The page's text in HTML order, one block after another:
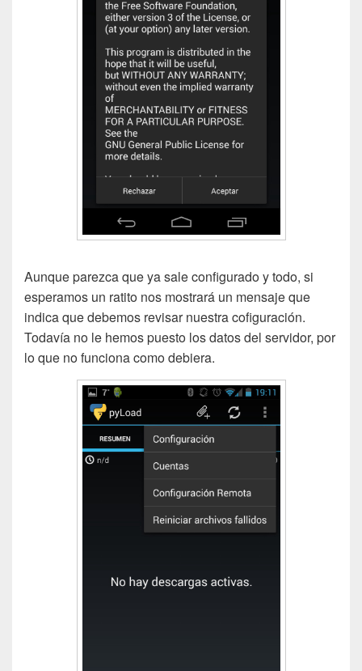
Aunque parezca que ya sale configurado y todo, si
esperamos un ratito nos mostrará un mensaje que
indica que debemos revisar nuestra cofiguración.
Todavía no le hemos puesto los datos del servidor, por
lo que no funciona como debiera.